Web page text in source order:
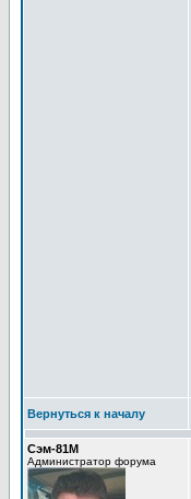
Вернуться к началу
Сэм-81М
Администратор форума